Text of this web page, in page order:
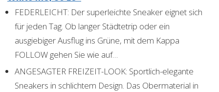
FEDERLEICHT: Der superleichte Sneaker eignet sich
für jeden Tag. Ob langer Städtetrip oder ein
ausgiebiger Ausflug ins Grüne, mit dem Kappa
FOLLOW gehen Sie wie auf…
ANGESAGTER FREIZEIT-LOOK: Sportlich-elegante
Sneakers in schlichtem Design. Das Obermaterial in